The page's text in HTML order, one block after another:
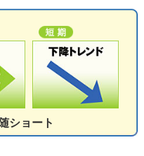
ショート